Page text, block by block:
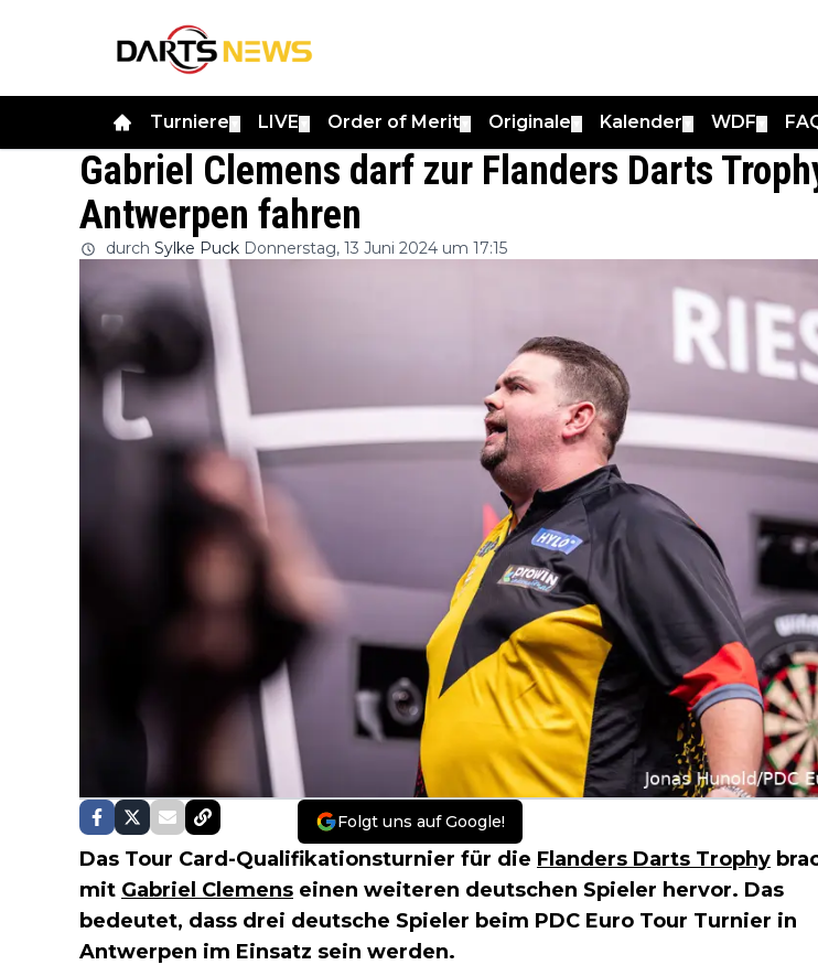
Turniere LIVE Order of Merit Originale Kalender WDF
Gabriel Clemens darf zur Flanders Darts
Antwerpen fahren
durch Sylke Puck Donnerstag, 13 Juni 2024 um 17:15
Folgt uns auf Google!
Das Tour Card-Qualifikationsturnier für die Flanders Darts Trophy
mit Gabriel Clemens einen weiteren deutschen Spieler hervor. Das
bedeutet, dass drei deutsche Spieler beim PDC Euro Tour Turnier in
Antwerpen im Einsatz sein werden.